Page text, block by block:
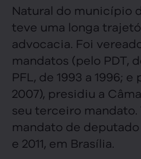
Natural do município
teve uma longa
advocacia. Foi
mandatos (pelo PDT,
PFL, de 1993 a 1996;
2007), presidiu a
seu terceiro
mandato de
e 2011, em Brasília.